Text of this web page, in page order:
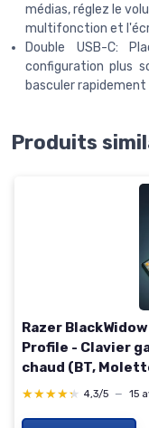
médias, réglez le
multifonction et
Double USB-C:
configuration plus
basculer rapidement
Produits
Razer
Profile - Clavier
chaud (BT,
Interrupteur
★★★★★
★★★★★ 4,3/5 — 15